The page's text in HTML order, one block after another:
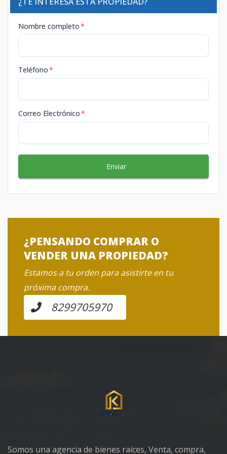
Nombre completo*
Teléfono*
Correo Electrónico*
Enviar
¿PENSANDO COMPRAR O
VENDER UNA PROPIEDAD?
Estamos a tu orden para asistirte en tu
próxima compra.
8299705970
Somos una agencia de bienes raíces, Venta, compra,